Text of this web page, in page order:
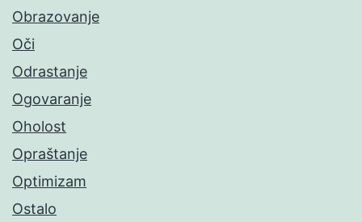
Obrazovanje
Oči
Odrastanje
Ogovaranje
Oholost
Opraštanje
Optimizam
Ostalo